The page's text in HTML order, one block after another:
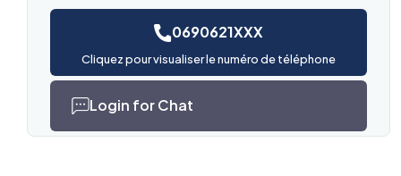
0690621XXX
Cliquez pour visualiser le numéro de téléphone
Login for Chat